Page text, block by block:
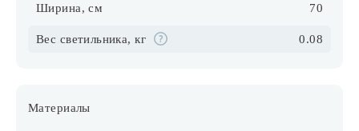
Ширина, см 70
Вес светильника, кг 0.08
Материалы